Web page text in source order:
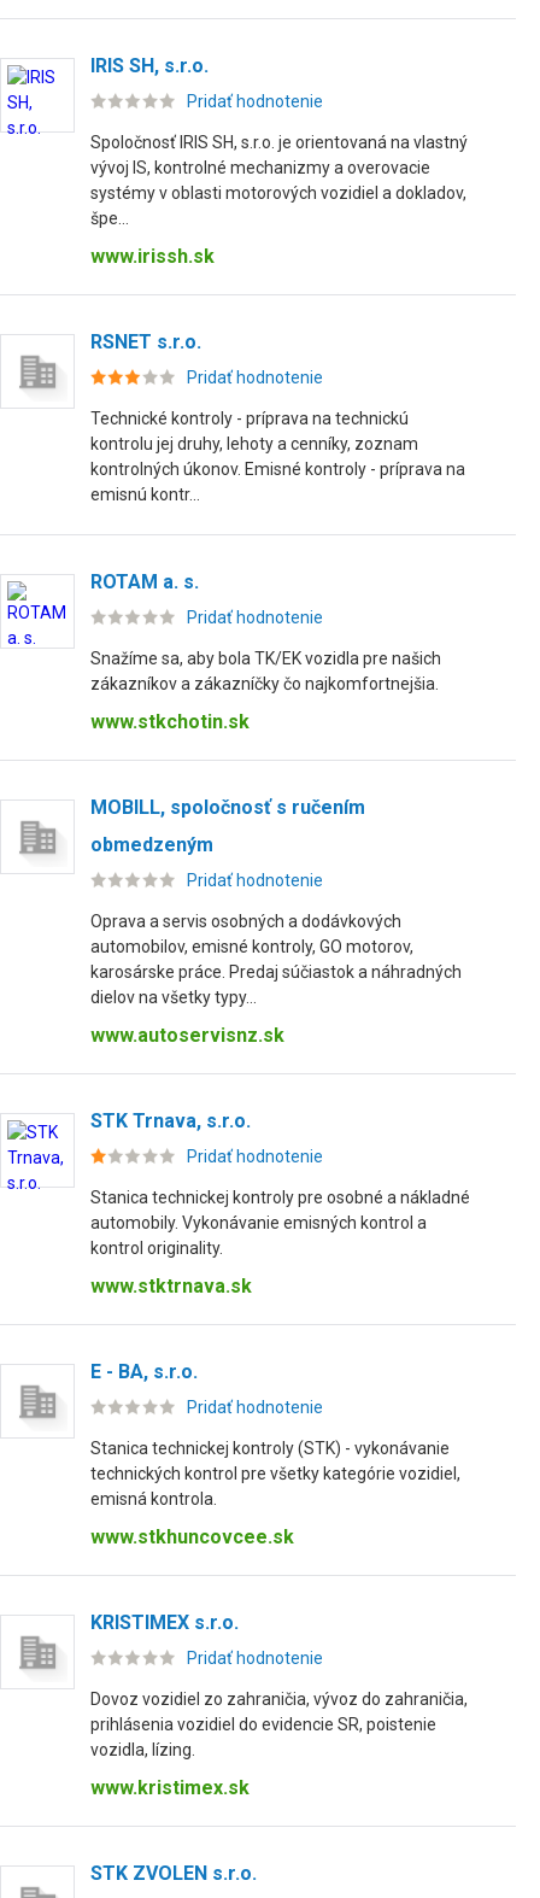
IRIS SH, s.r.o.
Pridať hodnotenie
Spoločnosť IRIS SH, s.r.o. je orientovaná na vlastný
vývoj IS, kontrolné mechanizmy a overovacie
systémy v oblasti motorových vozidiel a dokladov,
špe...
www.irissh.sk
RSNET s.r.o.
Pridať hodnotenie
Technické kontroly - príprava na technickú
kontrolu jej druhy, lehoty a cenníky, zoznam
kontrolných úkonov. Emisné kontroly - príprava na
emisnú kontr...
ROTAM a. s.
Pridať hodnotenie
Snažíme sa, aby bola TK/EK vozidla pre našich
zákazníkov a zákazníčky čo najkomfortnejšia.
www.stkchotin.sk
MOBILL, spoločnosť s ručením
obmedzeným
Pridať hodnotenie
Oprava a servis osobných a dodávkových
automobilov, emisné kontroly, GO motorov,
karosárske práce. Predaj súčiastok a náhradných
dielov na všetky typy...
www.autoservisnz.sk
STK Trnava, s.r.o.
Pridať hodnotenie
Stanica technickej kontroly pre osobné a nákladné
automobily. Vykonávanie emisných kontrol a
kontrol originality.
www.stktrnava.sk
E - BA, s.r.o.
Pridať hodnotenie
Stanica technickej kontroly (STK) - vykonávanie
technických kontrol pre všetky kategórie vozidiel,
emisná kontrola.
www.stkhuncovcee.sk
KRISTIMEX s.r.o.
Pridať hodnotenie
Dovoz vozidiel zo zahraničia, vývoz do zahraničia,
prihlásenia vozidiel do evidencie SR, poistenie
vozidla, lízing.
www.kristimex.sk
STK ZVOLEN s.r.o.